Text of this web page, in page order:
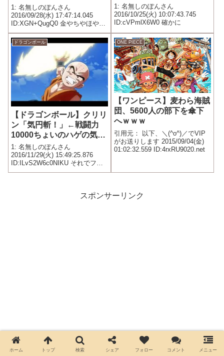
1: 名無しのぽんさん
2016/09/28(水) 17:47:14.045
ID:XGN+QugQ0 金やちやほやさ
れるために漫画を描いていた
1: 名無しのぽんさん
2016/10/25(火) 10:07:43.745
ID:cVPmlX6W0 確かに
ドラゴンボール
【ドラゴンボール】クリリ
ン「気円斬！」←戦闘力
10000ちょいのハゲの気を
グルグル回して斬る技
1: 名無しのぽんさん
2016/11/29(火) 15:49:25.876
ID:ILvS2W6c0NIKU それでフリ
ーザの尻尾切れるとか意味わか
ONE PIECE
【ワンピース】麦わら海賊
団、5600人の部下を傘下
へｗｗｗ
引用元： 以下、＼(^o^)／でVIP
がお送りします 2015/09/04(金)
01:02:32.559 ID:4rxRU9020.net
スポンサーリンク
ホーム トップ 検索 シェア フォロー コメント メニュー